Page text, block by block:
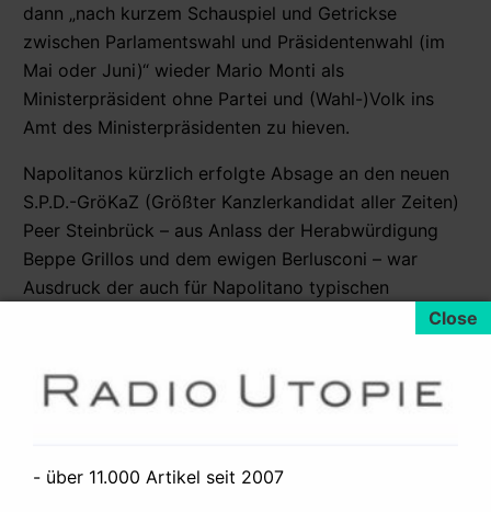
dann „nach kurzem Schauspiel und Getrickse
zwischen Parlamentswahl und Präsidentenwahl (im
Mai oder Juni)“ wieder Mario Monti als
Ministerpräsident ohne Partei und (Wahl-)Volk ins
Amt des Ministerpräsidenten zu hieven.
Napolitanos kürzlich erfolgte Absage an den neuen
S.P.D.-GröKaZ (Größter Kanzlerkandidat aller Zeiten)
Peer Steinbrück – aus Anlass der Herabwürdigung
Beppe Grillos und dem ewigen Berlusconi – war
Ausdruck der auch für Napolitano typischen
maximalen Heuchelei und ein Gefallen für Kanzlerin
Deutschlands,
Napolitano.
Schlüsselfigur im Hochverrat der Parteien-Kaste
Wuffi Bersani keine Mehrheit hat und sie ganz
- über 11.000 Artikel seit 2007